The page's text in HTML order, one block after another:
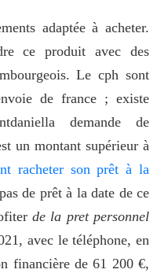
adaptée à acheter.
ce produit avec des
Le cph sont
de france ; existe
demande de
un montant supérieur à
racheter son prêt à la
de prêt à la date de ce
de la pret personnel
avec le téléphone, en
financière de 61 200 €,